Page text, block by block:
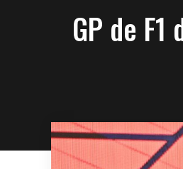
GP de